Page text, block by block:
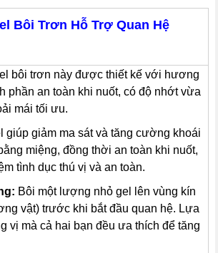
Bôi Trơn Hỗ Trợ Quan Hệ
bôi trơn này được thiết kế với hương
phần an toàn khi nuốt, có độ nhớt vừa
mái tối ưu.
giúp giảm ma sát và tăng cường khoái
miệng, đồng thời an toàn khi nuốt,
tình dục thú vị và an toàn.
Bôi một lượng nhỏ gel lên vùng kín
vật) trước khi bắt đầu quan hệ. Lựa
vị mà cả hai bạn đều ưa thích để tăng